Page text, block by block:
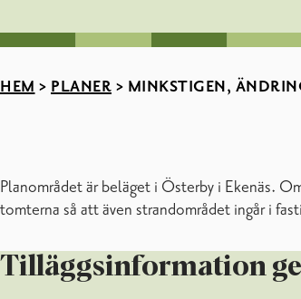
HEM > PLANER > MINKSTIGEN,
Planområdet är beläget i Österby i Ekenäs.
tomterna så att även strandområdet ingår i
Tilläggsinformation